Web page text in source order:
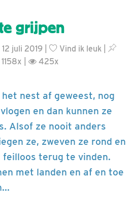
grijpen
juli 2019 | Vind ik leuk
1158x | 425x
nest af geweest, nog
en dan kunnen ze
Alsof ze nooit anders
ze, zweven ze rond en
terug te vinden.
met landen en af en toe